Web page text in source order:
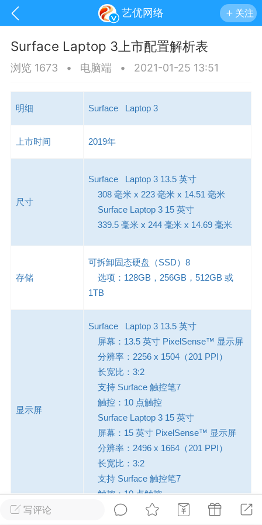
艺优网络 关注
网站
兴趣 美图
闲谈 官方
排行 历史
Surface Laptop Go 2
网盘下载
Laptop Go 2 i5/8/128 – Windows
写评论
Surface Laptop 3上市配置解析表
浏览 1673 • 电脑端 • 2021-01-25 13:51
明细 Surface Laptop 3
上市时间 2019年
尺寸
Surface Laptop 3 13.5 英寸
308 毫米 x 223 毫米 x 14.51 毫米
Surface Laptop 3 15 英寸
339.5 毫米 x 244 毫米 x 14.69 毫米
存储
可拆卸固态硬盘（SSD）8
选项：128GB，256GB，512GB 或
1TB
显示屏
Surface Laptop 3 13.5 英寸
屏幕：13.5 英寸 PixelSense™ 显示屏
分辨率：2256 x 1504（201 PPI）
长宽比：3:2
支持 Surface 触控笔7
触控：10 点触控
Surface Laptop 3 15 英寸
屏幕：15 英寸 PixelSense™ 显示屏
分辨率：2496 x 1664（201 PPI）
长宽比：3:2
支持 Surface 触控笔7
触控：10 点触控